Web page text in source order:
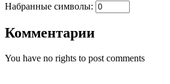
Набранные символы:
Комментарии
You have no rights to post comments